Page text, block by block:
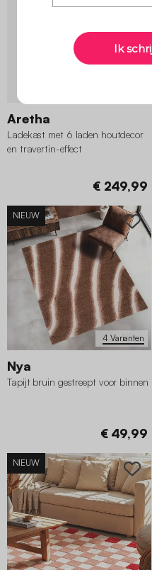
Aretha
Ladekast met 6 laden houtdecor
en travertin-effect
€ 249,99
4 Varianten
NIEUW
Nya
Tapijt bruin gestreept voor binnen
€ 49,99
NIEUW